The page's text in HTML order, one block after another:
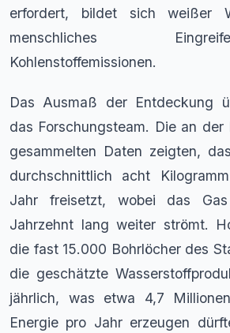
erfordert, bildet sich weißer
menschliches
Kohlenstoffemissionen.
Das Ausmaß der Entdeckung
das Forschungsteam. Die an der
gesammelten Daten zeigten,
durchschnittlich acht
Jahr freisetzt, wobei das
Jahrzehnt lang weiter strömt.
die fast 15.000 Bohrlöcher des
die geschätzte
jährlich, was etwa 4,7
Energie pro Jahr erzeugen